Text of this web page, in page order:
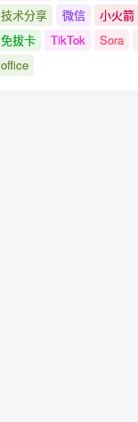
技术分享
微信 小火箭
免拔卡
TikTok Sora
office